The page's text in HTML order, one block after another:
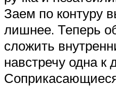
Заем по контуру
лишнее. Теперь
сложить
навстречу одна к